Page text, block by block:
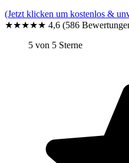
(Jetzt klicken um kostenlos &
★★★★★ 4,6 (586
5 von 5 Sterne